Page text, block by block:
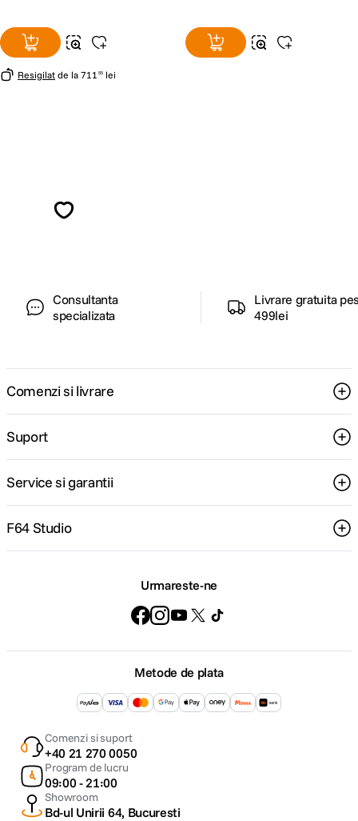
Resigilat de la 711 55 lei
Consultanta
specializata
Livrare gratuita
499lei
Comenzi si livrare
Suport
Service si garantii
F64 Studio
Urmareste-ne
Metode de plata
Comenzi si suport
+40 21 270 0050
Program de lucru
09:00 - 21:00
Showroom
Bd-ul Unirii 64, Bucuresti